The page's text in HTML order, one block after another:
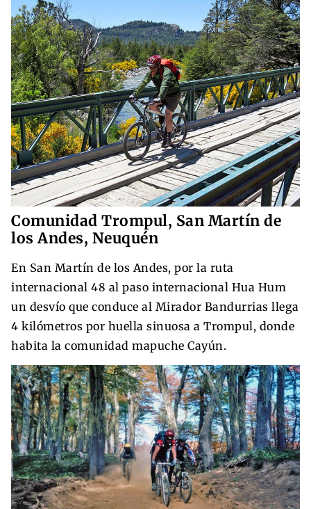
Comunidad Trompul, San Martín de
los Andes, Neuquén
En San Martín de los Andes, por la ruta
internacional 48 al paso internacional Hua Hum
un desvío que conduce al Mirador Bandurrias llega
4 kilómetros por huella sinuosa a Trompul, donde
habita la comunidad mapuche Cayún.